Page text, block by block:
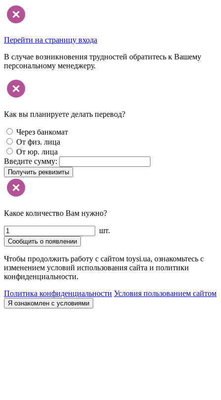
Перейти на страницу входа
В случае возникновения трудностей обратитесь к Вашему
персональному менеджеру.
Как вы планируете делать перевод?
Через банкомат
От физ. лица
От юр. лица
Введите сумму:
Получить реквизиты
Какое количество Вам нужно?
шт.
Сообщить о появлении
Чтобы продолжить работу с сайтом toysi.ua, ознакомьтесь с
изменением условий использования сайта и политики
конфиденциальности.
Политика конфиденциальности Условия пользованием сайтом
Я ознакомлен с условиями